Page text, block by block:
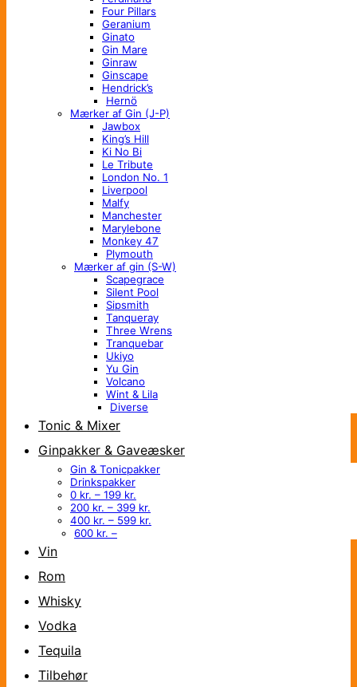
Four Pillars
Geranium
Ginato
Gin Mare
Ginraw
Ginscape
Hendrick’s
Hernö
Mærker af Gin (J-P)
Jawbox
King’s Hill
Ki No Bi
Le Tribute
London No. 1
Liverpool
Malfy
Manchester
Marylebone
Monkey 47
Plymouth
Mærker af gin (S-W)
Scapegrace
Silent Pool
Sipsmith
Tanqueray
Three Wrens
Tranquebar
Ukiyo
Yu Gin
Volcano
Wint & Lila
Diverse
Tonic & Mixer
Ginpakker & Gaveæsker
Gin & Tonicpakker
Drinkspakker
0 kr. – 199 kr.
200 kr. – 399 kr.
400 kr. – 599 kr.
600 kr. –
Vin
Rom
Whisky
Vodka
Tequila
Tilbehør